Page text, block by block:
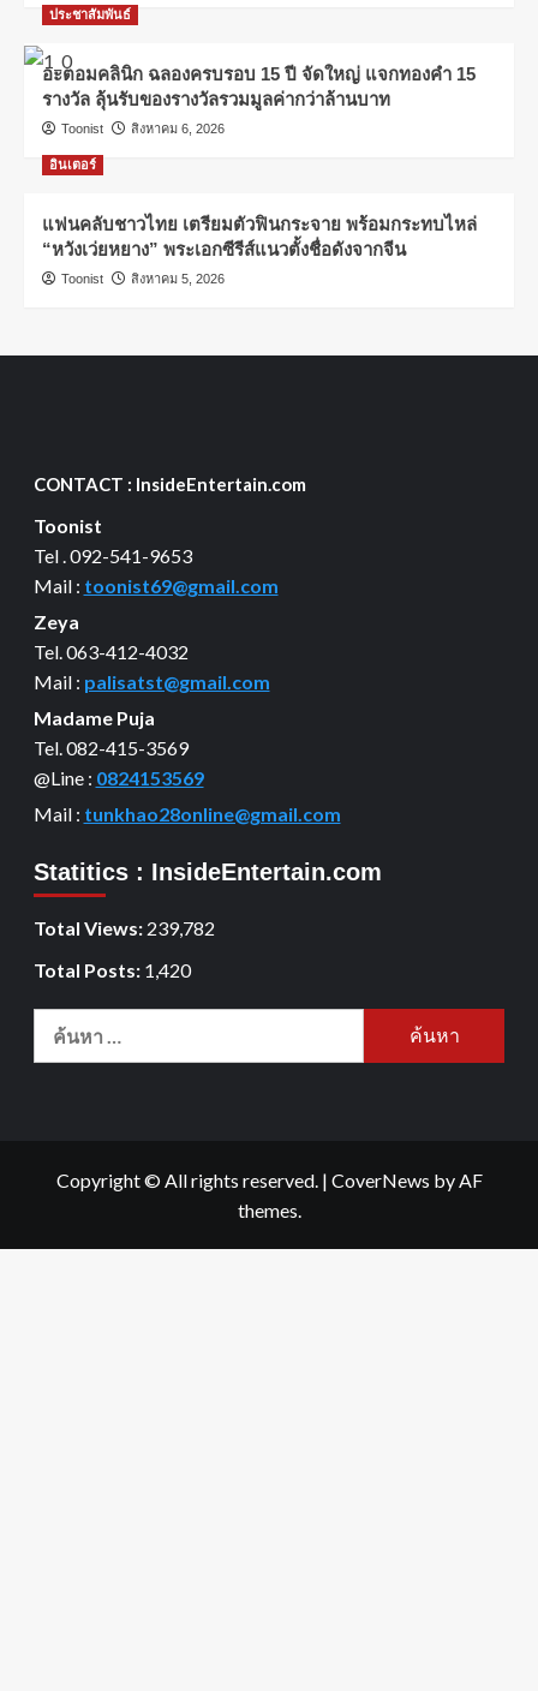
ประชาสัมพันธ์
อะตอมคลินิก ฉลองครบรอบ 15 ปี จัดใหญ่ แจกทองคำ 15
รางวัล ลุ้นรับของรางวัลรวมมูลค่ากว่าล้านบาท
Toonist สิงหาคม 6, 2026
อินเตอร์
แฟนคลับชาวไทย เตรียมตัวฟินกระจาย พร้อมกระทบไหล่
“หวังเว่ยหยาง” พระเอกซีรีส์แนวตั้งชื่อดังจากจีน
Toonist สิงหาคม 5, 2026
CONTACT : InsideEntertain.com
Toonist
Tel . 092-541-9653
Mail : toonist69@gmail.com
Zeya
Tel. 063-412-4032
Mail : palisatst@gmail.com
Madame Puja
Tel. 082-415-3569
@Line : 0824153569
Mail : tunkhao28online@gmail.com
Statitics : InsideEntertain.com
Total Views: 239,782
Total Posts: 1,420
Copyright © All rights reserved. | CoverNews by AF
themes.